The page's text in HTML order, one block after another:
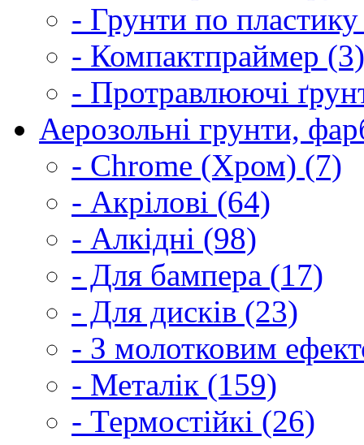
- Грунти по
- Компактпраймер (3)
- Протравлюючі
Аерозольні грунти,
- Chrome (Хром) (7)
- Акрілові (64)
- Алкідні (98)
- Для бампера (17)
- Для дисків (23)
- З молотковим
- Металік (159)
- Термостійкі (26)